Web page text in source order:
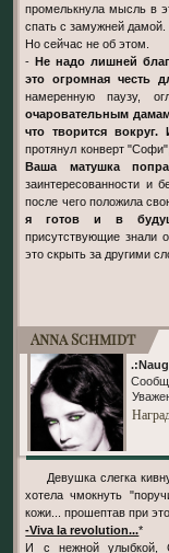
промелькнула мысль в
спать с замужней дамой.
Но сейчас не об этом.
-Не надо лишней
это огромная честь
намеренную паузу,
очаровательным
что творится вокруг.
протянул конверт
Ваша матушка
заинтересованности и
после чего положила
я готов и в
присутствующие знали
это скрыть за другими
Anna Schmidt
Девушка слегка кивнула и приняла конвертик. Она вновь словно бы
хотела чмокнуть
кожи... прошептав при
-Viva la revolution...*
И с нежной улыбкой,